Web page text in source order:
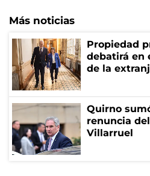
Más noticias
Propiedad
debatirá en
de la
Quirno
renuncia
Villarruel